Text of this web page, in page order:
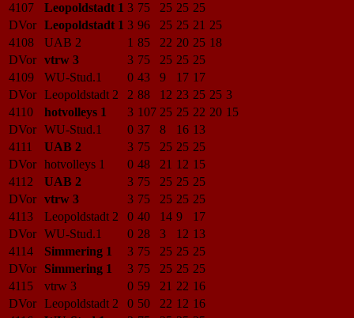
4107
Leopoldstadt 1 3 75 25 25 25
DVor Leopoldstadt 1 3 96 25 25 21 25
4108
UAB 2 1 85 22 20 25 18
DVor vtrw 3 3 75 25 25 25
4109
WU-Stud.1 0 43 9 17 17
DVor Leopoldstadt 2 2 88 12 23 25 25 3
4110
hotvolleys 1 3 107 25 25 22 20 15
DVor WU-Stud.1 0 37 8 16 13
4111
UAB 2 3 75 25 25 25
DVor hotvolleys 1 0 48 21 12 15
4112
UAB 2 3 75 25 25 25
DVor vtrw 3 3 75 25 25 25
4113
Leopoldstadt 2 0 40 14 9
17
DVor WU-Stud.1 0 28 3 12 13
4114
Simmering 1 3 75 25 25 25
DVor
Simmering 1 3 75 25 25 25
4115
vtrw 3 0 59 21 22 16
DVor Leopoldstadt 2 0 50 22 12 16